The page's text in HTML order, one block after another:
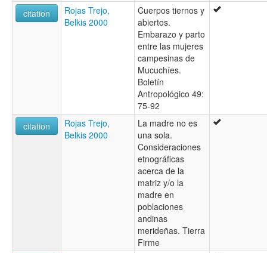
citation
Rojas Trejo,
Belkis 2000
Cuerpos tiernos y
abiertos.
Embarazo y parto
entre las mujeres
campesinas de
Mucuchíes.
Boletín
Antropológico 49:
75-92
citation
Rojas Trejo,
Belkis 2000
La madre no es
una sola.
Consideraciones
etnográficas
acerca de la
matriz y/o la
madre en
poblaciones
andinas
merideñas. Tierra
Firme